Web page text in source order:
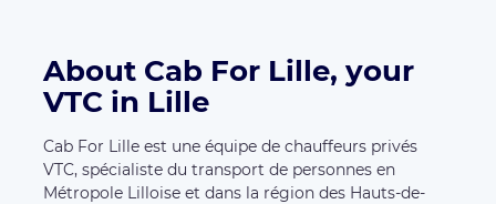
About Cab For Lille, your
VTC in Lille
Cab For Lille est une équipe de chauffeurs privés
VTC, spécialiste du transport de personnes en
Métropole Lilloise et dans la région des Hauts-de-